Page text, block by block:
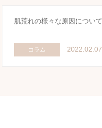
肌荒れの様々な原因について
コラム 2022.02.07